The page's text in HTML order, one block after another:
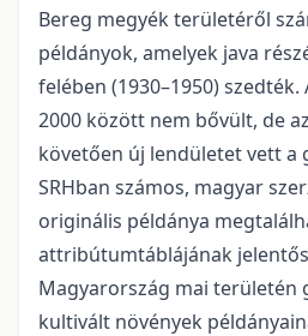
Bereg megyék területéről
példányok, amelyek java
felében (1930–1950)
2000 között nem bővült, de
követően új lendületet vett a
SRHban számos, magyar
originális példánya
attribútumtáblájának
Magyarország mai területén
kultivált növények